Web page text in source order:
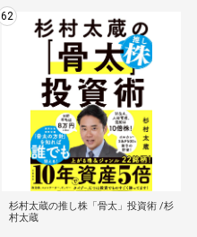
62
杉村太蔵の推し株「骨太」投資術 /杉
村太蔵